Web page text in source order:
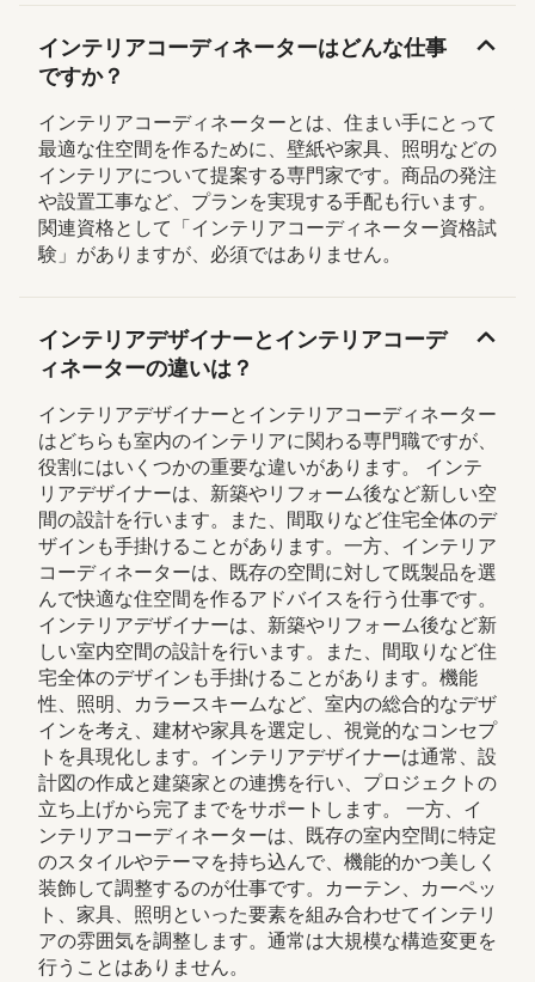
インテリアコーディネーターはどんな仕事
ですか？
インテリアコーディネーターとは、住まい手にとって
最適な住空間を作るために、壁紙や家具、照明などの
インテリアについて提案する専門家です。商品の発注
や設置工事など、プランを実現する手配も行います。
関連資格として「インテリアコーディネーター資格試
験」がありますが、必須ではありません。
インテリアデザイナーとインテリアコーデ
ィネーターの違いは？
インテリアデザイナーとインテリアコーディネーター
はどちらも室内のインテリアに関わる専門職ですが、
役割にはいくつかの重要な違いがあります。 インテ
リアデザイナーは、新築やリフォーム後など新しい空
間の設計を行います。また、間取りなど住宅全体のデ
ザインも手掛けることがあります。一方、インテリア
コーディネーターは、既存の空間に対して既製品を選
んで快適な住空間を作るアドバイスを行う仕事です。
インテリアデザイナーは、新築やリフォーム後など新
しい室内空間の設計を行います。また、間取りなど住
宅全体のデザインも手掛けることがあります。機能
性、照明、カラースキームなど、室内の総合的なデザ
インを考え、建材や家具を選定し、視覚的なコンセプ
トを具現化します。インテリアデザイナーは通常、設
計図の作成と建築家との連携を行い、プロジェクトの
立ち上げから完了までをサポートします。 一方、イ
ンテリアコーディネーターは、既存の室内空間に特定
のスタイルやテーマを持ち込んで、機能的かつ美しく
装飾して調整するのが仕事です。カーテン、カーペッ
ト、家具、照明といった要素を組み合わせてインテリ
アの雰囲気を調整します。通常は大規模な構造変更を
行うことはありません。